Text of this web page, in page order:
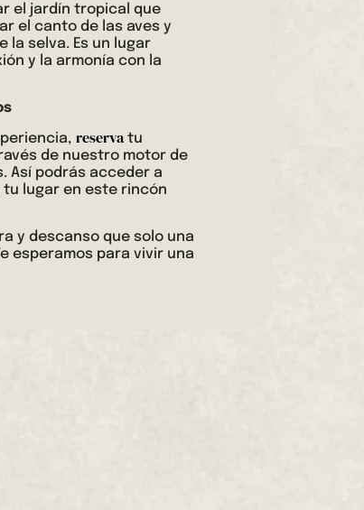
el jardín tropical que
el canto de las aves y
la selva. Es un lugar
y la armonía con la
reserva tu
de nuestro motor de
Así podrás acceder a
lugar en este rincón
y descanso que solo una
esperamos para vivir una